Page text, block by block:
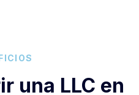
una LLC en